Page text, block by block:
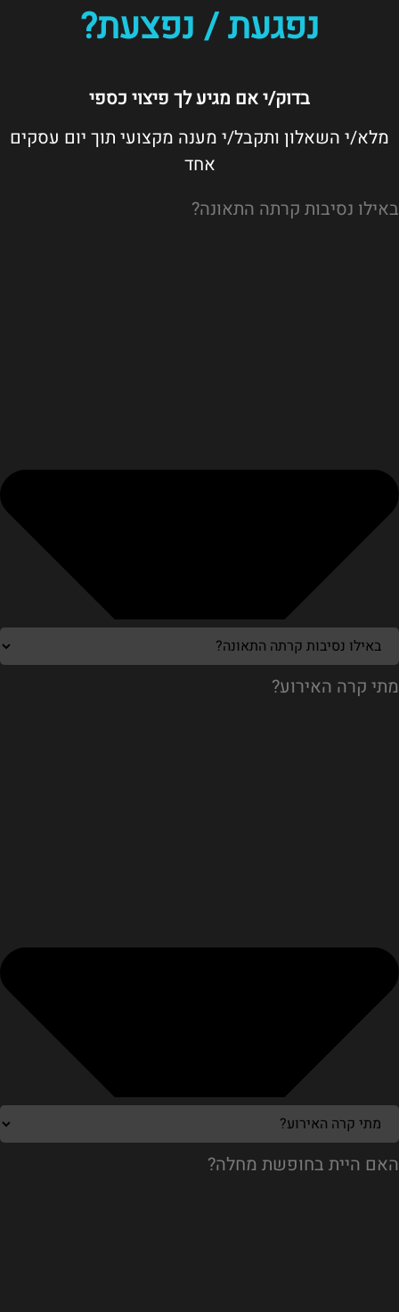
נפגעת / נפצעת?
בדוק/י אם מגיע לך פיצוי כספי
מלא/י השאלון ותקבל/י מענה מקצועי תוך יום עסקים
אחד
באילו נסיבות קרתה התאונה?
מתי קרה האירוע?
האם היית בחופשת מחלה?